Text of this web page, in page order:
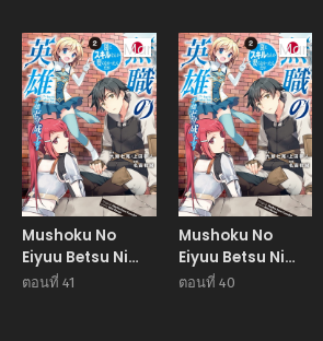
Manga
Mushoku No
Eiyuu Betsu Ni
Skill Nanka
ตอนที่ 41
Manga
Mushoku No
Eiyuu Betsu Ni
Skill Nanka
ตอนที่ 40